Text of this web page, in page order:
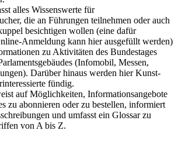
alles Wissenswerte für
die an Führungen teilnehmen oder auch
besichtigen wollen (eine dafür
-Anmeldung kann hier ausgefüllt werden)
zu Aktivitäten des Bundestages
(Infomobil, Messen,
Darüber hinaus werden hier Kunst-
fündig.
auf Möglichkeiten, Informationsangebote
zu abonnieren oder zu bestellen, informiert
und umfasst ein Glossar zu
von A bis Z.